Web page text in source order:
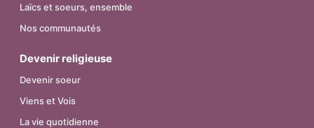
Laïcs et soeurs, ensemble
Nos communautés
Devenir religieuse
Devenir soeur
Viens et Vois
La vie quotidienne